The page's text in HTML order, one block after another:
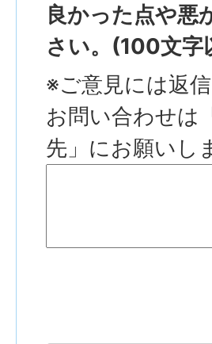
良かった点や悪
さい。(100文字
※ご意見には返
お問い合わせは
先」にお願いし